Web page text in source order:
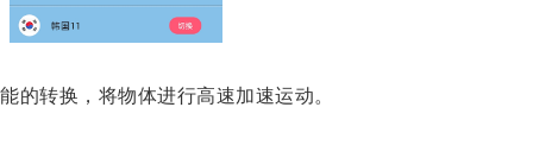
转换，将物体进行高速加速运动。